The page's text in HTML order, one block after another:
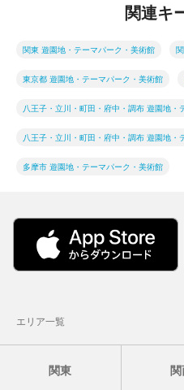
関連キ
関東 遊園地・テーマパーク・美術館
東京都 遊園地・テーマパーク・美術館
八王子・立川・町田・府中・調布 遊園地・
八王子・立川・町田・府中・調布 遊園地・
多摩市 遊園地・テーマパーク・美術館
エリア一覧
関東